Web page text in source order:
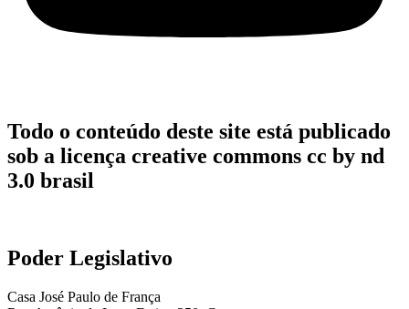
Todo o conteúdo deste site está publicado
sob a licença creative commons cc by nd
3.0 brasil
Poder Legislativo
Casa José Paulo de França